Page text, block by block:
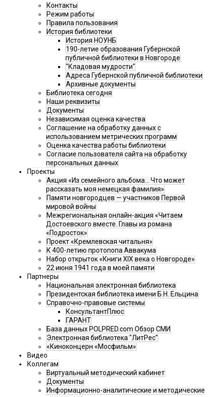
Контакты
Режим работы
Правила пользования
История библиотеки
История НОУНБ
190-летие образования Губернской
публичной библиотеки в Новгороде
"Кладовая мудрости"
Адреса Губернской публичной библиотеки
Архивные документы
Библиотека сегодня
Наши реквизиты
Документы
Независимая оценка качества
Соглашение на обработку данных с
использованием метрических программ
Оценка качества работы библиотеки
Согласие пользователя сайта на обработку
персональных данных
Проекты
Акция «Из семейного альбома... Что может
рассказать моя немецкая фамилия»
Памяти новгородцев — участников Первой
мировой войны
Межрегиональная онлайн-акция «Читаем
Достоевского вместе. Главы из романа
«Подросток»
Проект «Кремлевская читальня»
К 400-летию протопопа Аввакума
Набор открыток «Книги XIX века о Новгороде»
22 июня 1941 года в моей памяти
Партнеры
Национальная электронная библиотека
Президентская библиотека имени Б.Н. Ельцина
Справочно-правовые системы
КонсультантПлюс
ГАРАНТ
База данных POLPRED.com Обзор СМИ
Электронная библиотека "ЛитРес"
«Киноконцерн «Мосфильм»
Видео
Коллегам
Виртуальный методический кабинет
Документы
Информационно-аналитические и методические